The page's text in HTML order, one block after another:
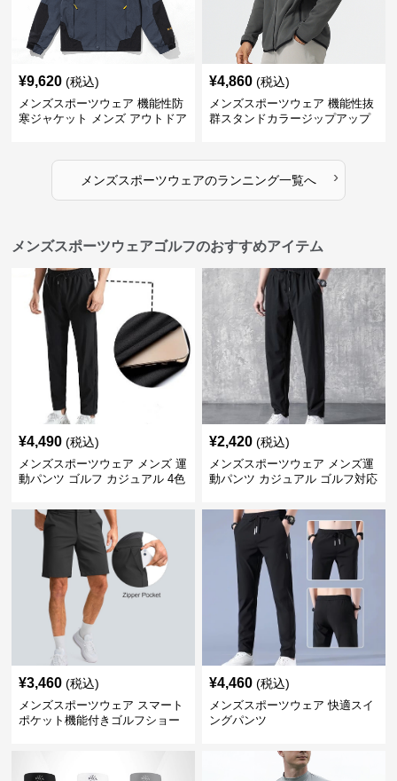
¥9,620 (税込)
メンズスポーツウェア 機能性防
寒ジャケット メンズ アウトドア
¥4,860 (税込)
メンズスポーツウェア 機能性抜
群スタンドカラージップアップ
メンズスポーツウェアのランニング一覧へ ›
メンズスポーツウェアゴルフのおすすめアイテム
¥4,490 (税込)
メンズスポーツウェア メンズ 運
動パンツ ゴルフ カジュアル 4色
¥2,420 (税込)
メンズスポーツウェア メンズ運
動パンツ カジュアル ゴルフ対応
¥3,460 (税込)
メンズスポーツウェア スマート
ポケット機能付きゴルフショー
¥4,460 (税込)
メンズスポーツウェア 快適スイ
ングパンツ